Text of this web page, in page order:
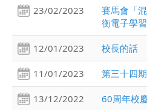
23/02/2023
賽馬會「
衡電子學
12/01/2023 校長的話
11/01/2023 第三十四
13/12/2022 60周年校